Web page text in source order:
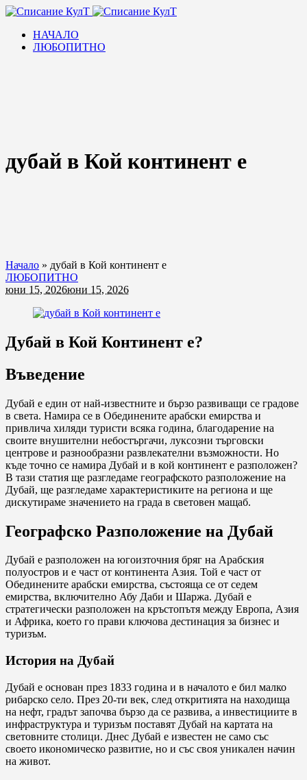
НАЧАЛО
ЛЮБОПИТНО
дубай в Кой континент е
Начало » дубай в Кой континент е
ЛЮБОПИТНО
юни 15, 2026юни 15, 2026
Дубай в Кой Континент е?
Въведение
Дубай е един от най-известните и бързо развиващи се градове
в света. Намира се в Обединените арабски емирства и
привлича хиляди туристи всяка година, благодарение на
своите внушителни небостъргачи, луксозни търговски
центрове и разнообразни развлекателни възможности. Но
къде точно се намира Дубай и в кой континент е разположен?
В тази статия ще разгледаме географското разположение на
Дубай, ще разгледаме характеристиките на региона и ще
дискутираме значението на града в световен мащаб.
Географско Разположение на Дубай
Дубай е разположен на югоизточния бряг на Арабския
полуостров и е част от континента Азия. Той е част от
Обединените арабски емирства, състояща се от седем
емирства, включително Абу Даби и Шаржа. Дубай е
стратегически разположен на кръстопътя между Европа, Азия
и Африка, което го прави ключова дестинация за бизнес и
туризъм.
История на Дубай
Дубай е основан през 1833 година и в началото е бил малко
рибарско село. През 20-ти век, след откритията на находища
на нефт, градът започва бързо да се развива, а инвестициите в
инфраструктура и туризъм поставят Дубай на картата на
световните столици. Днес Дубай е известен не само със
своето икономическо развитие, но и със своя уникален начин
на живот.